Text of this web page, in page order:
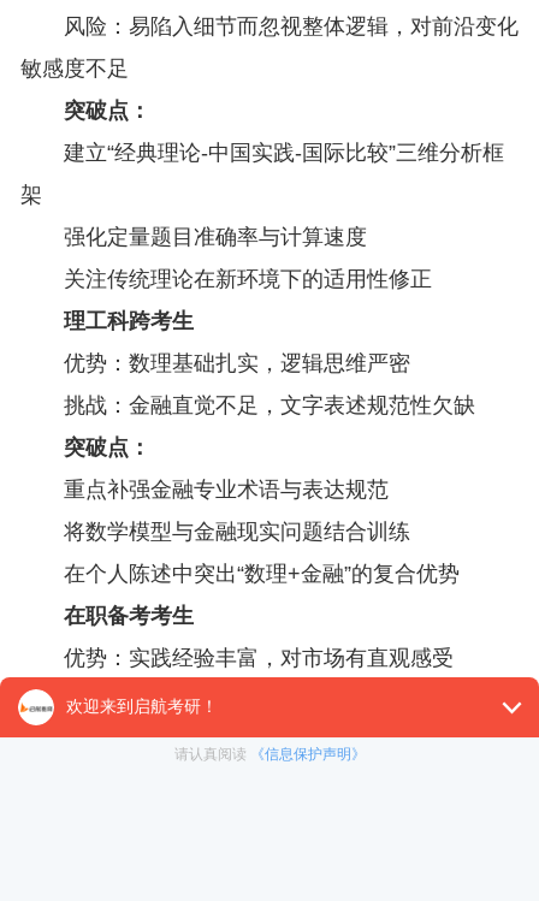
风险：易陷入细节而忽视整体逻辑，对前沿变化
敏感度不足
突破点：
建立“经典理论-中国实践-国际比较”三维分析框
架
强化定量题目准确率与计算速度
关注传统理论在新环境下的适用性修正
理工科跨考生
优势：数理基础扎实，逻辑思维严密
挑战：金融直觉不足，文字表述规范性欠缺
突破点：
重点补强金融专业术语与表达规范
将数学模型与金融现实问题结合训练
在个人陈述中突出“数理+金融”的复合优势
在职备考考生
优势：实践经验丰富，对市场有直观感受
挑战：时间碎片化，理论体系不系统
突破点：